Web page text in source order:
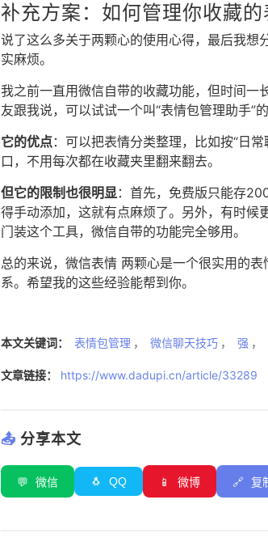
补充方案：如何管理你收藏的
说了这么多关于两颗心的使用心得，最后我想
实麻烦。
我之前一直用微信自带的收藏功能，但时间一
友跟我说，可以试试一个叫“表情包管理助手”
它的优点：可以把表情分类整理，比如按“日
口，不用每次都在收藏夹里翻来翻去。
但它的限制也很明显：首先，免费版只能存
得手动添加，这就有点麻烦了。另外，有时候
门装这个工具，微信自带的功能完全够用。
总的来说，微信表情 两颗心是一个很实用的
系。希望我的这些经验能帮到你。
本文关键词： 表情包管理 ， 微信聊天技巧 ， 强 ，
文章链接： https://www.dadupi.cn/article/33289
📤 分享本文
💬 微信 🐧 QQ 📱 微博 🔗 复